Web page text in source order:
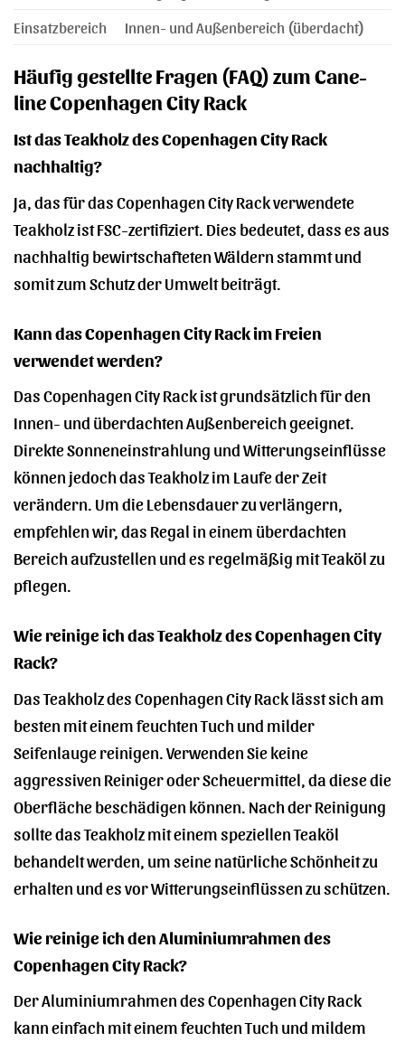
Einsatzbereich
Innen- und Außenbereich (überdacht)
Häufig gestellte Fragen (FAQ) zum Cane-
line Copenhagen City Rack
Ist das Teakholz des Copenhagen City Rack
nachhaltig?
Ja, das für das Copenhagen City Rack verwendete
Teakholz ist FSC-zertifiziert. Dies bedeutet, dass es aus
nachhaltig bewirtschafteten Wäldern stammt und
somit zum Schutz der Umwelt beiträgt.
Kann das Copenhagen City Rack im Freien
verwendet werden?
Das Copenhagen City Rack ist grundsätzlich für den
Innen- und überdachten Außenbereich geeignet.
Direkte Sonneneinstrahlung und Witterungseinflüsse
können jedoch das Teakholz im Laufe der Zeit
verändern. Um die Lebensdauer zu verlängern,
empfehlen wir, das Regal in einem überdachten
Bereich aufzustellen und es regelmäßig mit Teaköl zu
pflegen.
Wie reinige ich das Teakholz des Copenhagen City
Rack?
Das Teakholz des Copenhagen City Rack lässt sich am
besten mit einem feuchten Tuch und milder
Seifenlauge reinigen. Verwenden Sie keine
aggressiven Reiniger oder Scheuermittel, da diese die
Oberfläche beschädigen können. Nach der Reinigung
sollte das Teakholz mit einem speziellen Teaköl
behandelt werden, um seine natürliche Schönheit zu
erhalten und es vor Witterungseinflüssen zu schützen.
Wie reinige ich den Aluminiumrahmen des
Copenhagen City Rack?
Der Aluminiumrahmen des Copenhagen City Rack
kann einfach mit einem feuchten Tuch und mildem